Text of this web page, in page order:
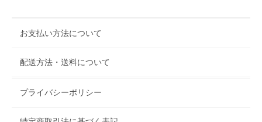
お支払い方法について
配送方法・送料について
プライバシーポリシー